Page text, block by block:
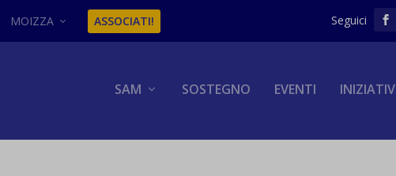
MOIZZA ASSOCIATI!
SAM SOSTEGNO EVENTI